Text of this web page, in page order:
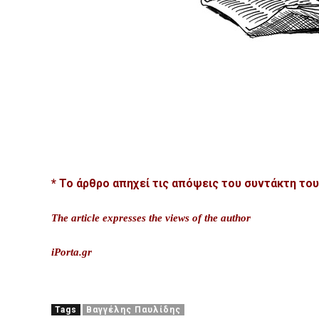
* Το άρθρο απηχεί τις απόψεις του συντάκτη
The article expresses the views of the author
iPorta.gr
Tags Βαγγέλης Παυλίδης